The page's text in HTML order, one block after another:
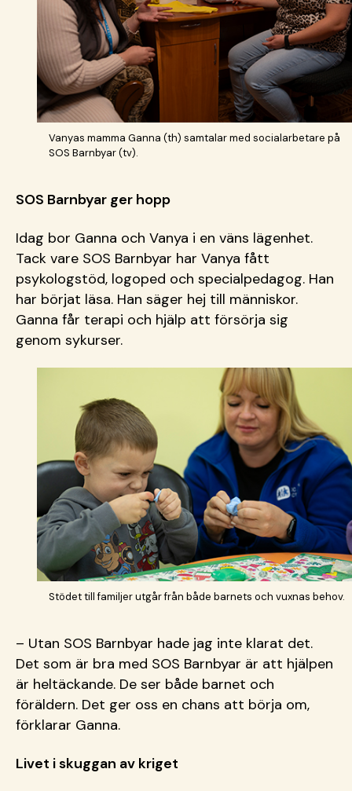
Vanyas mamma Ganna (th) samtalar med socialarbetare på
SOS Barnbyar (tv).
SOS Barnbyar ger hopp
Idag bor Ganna och Vanya i en väns lägenhet.
Tack vare SOS Barnbyar har Vanya fått
psykologstöd, logoped och specialpedagog. Han
har börjat läsa. Han säger hej till människor.
Ganna får terapi och hjälp att försörja sig
genom sykurser.
Stödet till familjer utgår från både barnets och vuxnas behov.
– Utan SOS Barnbyar hade jag inte klarat det.
Det som är bra med SOS Barnbyar är att hjälpen
är heltäckande. De ser både barnet och
föräldern. Det ger oss en chans att börja om,
förklarar Ganna.
Livet i skuggan av kriget